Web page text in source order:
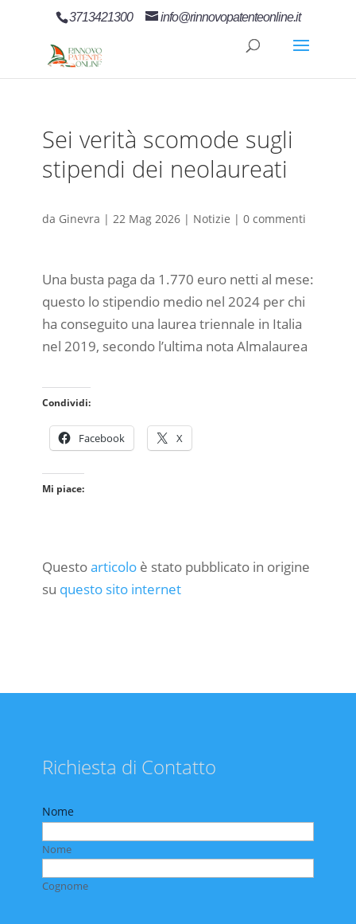
3713421300 info@rinnovopatenteonline.it
Sei verità scomode sugli
stipendi dei neolaureati
da Ginevra | 22 Mag 2026| Notizie | 0 commenti
Una busta paga da 1.770 euro netti al mese:
questo lo stipendio medio nel 2024 per chi
ha conseguito una laurea triennale in Italia
nel 2019, secondo l’ultima nota Almalaurea
Condividi:
Facebook X
Mi piace:
Questoarticoloè stato pubblicato in origine
su questo sito internet
Richiesta di Contatto
Nome
Nome
Cognome